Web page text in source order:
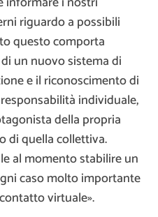
riguardo a possibili
questo comporta
un nuovo sistema di
e il riconoscimento di
individuale,
della propria
di quella collettiva.
al momento stabilire un
caso molto importante
virtuale».